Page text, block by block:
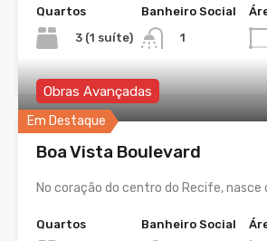
Quartos
3 (1 suíte)
Banheiro Social
1
Em Destaque
Obras Avançadas
Boa Vista Boulevard
No coração do centro do Recife, nasce
Quartos Banheiro Social